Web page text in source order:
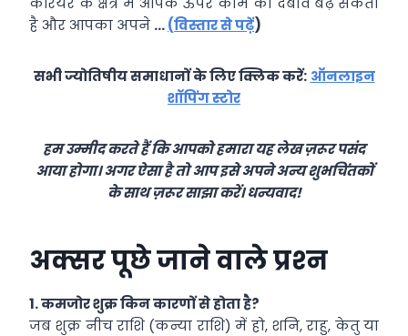
है और आपका अपने …(विस्तार से पढ़ें)
सभी ज्योतिषीय समाधानों के लिए क्लिक करें: ऑनलाइन
शॉपिंग स्टोर
हम उम्मीद करते हैं कि आपको हमारा यह लेख ज़रूर पसंद
आया होगा। अगर ऐसा है तो आप इसे अपने अन्य शुभचिंतकों
के साथ ज़रूर साझा करें। धन्यवाद!
अक्‍सर पूछे जाने वाले प्रश्‍न
1.कमजोर शुक्र किन कारणों से होता है?
जब शुक्र नीच राशि (कन्या राशि) में हो, शनि, राहु, केतु या